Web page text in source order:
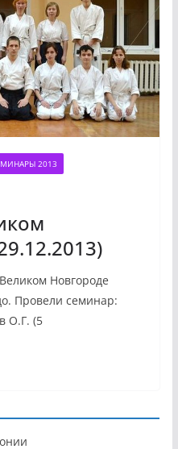
2013
Новгороде
Провели семинар:
О.Г. (5